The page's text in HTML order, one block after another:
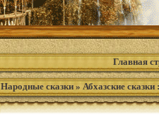
Главная
Народные сказки » Абхазские сказки :